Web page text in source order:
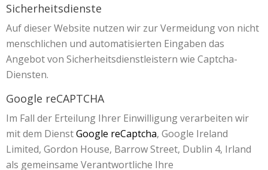
Sicherheitsdienste
Auf dieser Website nutzen wir zur Vermeidung von nicht
menschlichen und automatisierten Eingaben das
Angebot von Sicherheitsdienstleistern wie Captcha-
Diensten.
Google reCAPTCHA
Im Fall der Erteilung Ihrer Einwilligung verarbeiten wir
mit dem DienstGoogle reCaptcha, Google Ireland
Limited, Gordon House, Barrow Street, Dublin 4, Irland
als gemeinsame Verantwortliche Ihre